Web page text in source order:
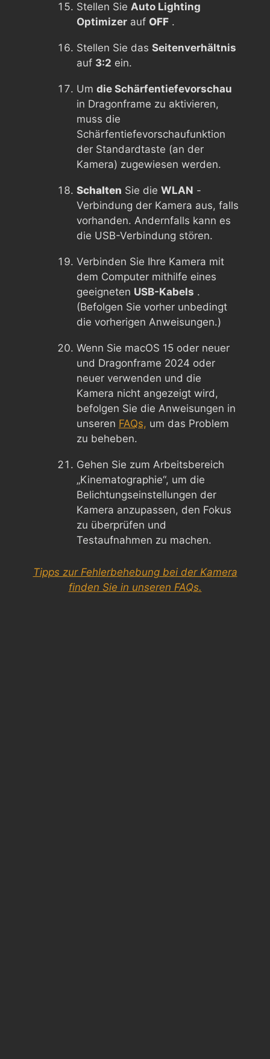
Stellen Sie Auto Lighting
Optimizer auf OFF .
Stellen Sie das Seitenverhältnis
auf 3:2 ein.
Um die Schärfentiefevorschau
in Dragonframe zu aktivieren,
muss die
Schärfentiefevorschaufunktion
der Standardtaste (an der
Kamera) zugewiesen werden.
Schalten Sie die WLAN -
Verbindung der Kamera aus, falls
vorhanden. Andernfalls kann es
die USB-Verbindung stören.
Verbinden Sie Ihre Kamera mit
dem Computer mithilfe eines
geeigneten USB-Kabels .
(Befolgen Sie vorher unbedingt
die vorherigen Anweisungen.)
Wenn Sie macOS 15 oder neuer
und Dragonframe 2024 oder
neuer verwenden und die
Kamera nicht angezeigt wird,
befolgen Sie die Anweisungen in
unseren FAQs, um das Problem
zu beheben.
Gehen Sie zum Arbeitsbereich
„Kinematographie“, um die
Belichtungseinstellungen der
Kamera anzupassen, den Fokus
zu überprüfen und
Testaufnahmen zu machen.
Tipps zur Fehlerbehebung bei der Kamera
finden Sie in unseren FAQs.